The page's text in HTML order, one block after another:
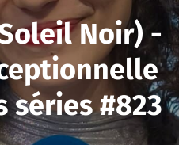
Noir) -
séries #823